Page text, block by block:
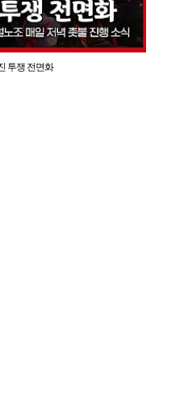
투쟁 전면화